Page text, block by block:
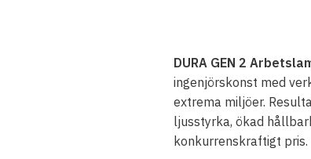
DURA GEN 2
ingenjörskonst med
extrema miljöer.
ljusstyrka, ökad
konkurrenskraftigt pris.